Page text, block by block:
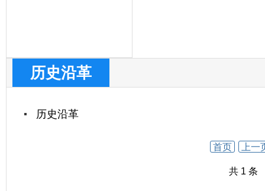
历史沿革
历史沿革
首页 上一
共 1 条